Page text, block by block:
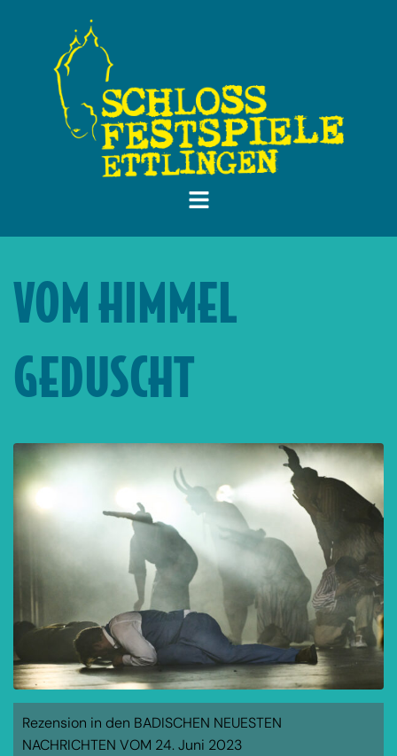
VOM HIMMEL
GEDUSCHT
Rezension in den BADISCHEN NEUESTEN
NACHRICHTEN VOM 24. Juni 2023